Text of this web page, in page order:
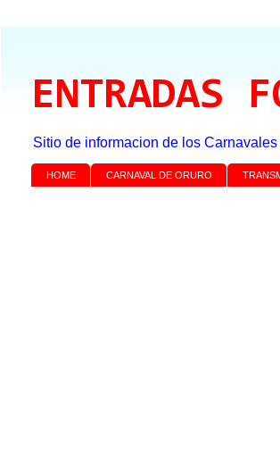
ENTRADAS
Sitio de informacion de los
HOME CARNAVAL DE ORURO